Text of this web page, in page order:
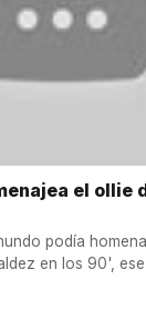
el ollie
podía
en los 90', ese